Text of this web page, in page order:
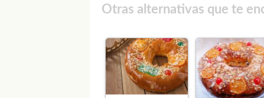
Otras alternativas que te